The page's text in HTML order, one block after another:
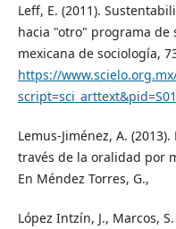
Leff, E. (2011).
hacia "otro" programa de
mexicana de sociología,
https://
Lemus-Jiménez, A.
través de la oralidad por
En Méndez Torres, G.,
López Intzín, J., Marcos,